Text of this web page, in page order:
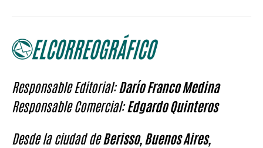
Responsable Editorial:Darío Franco Medina
Responsable Comercial:Edgardo Quinteros
Desde la ciudad deBerisso, Buenos Aires,